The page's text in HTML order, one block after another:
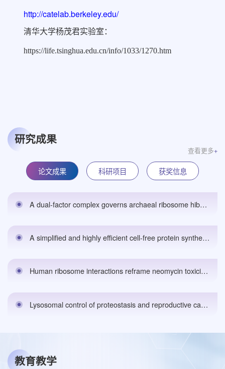
http://catelab.berkeley.edu/
清华大学杨茂君实验室：
https://life.tsinghua.edu.cn/info/1033/1270.htm
研究成果
论文成果 科研项目 获奖信息
查看更多+
A dual-factor complex governs archaeal ribosome hibernation by sensing energy statusbioRxiv预印本 （期刊修改中）,2026.
A simplified and highly efficient cell-free protein synthesis system for prokaryoteseLife,2025.
Human ribosome interactions reframe neomycin toxicitybioRxiv 预印本ing,2025.
Lysosomal control of proteostasis and reproductive capacity by conserved LMD-3 protein in C. elegans. Science Advances, Vol 11,2025.
教育教学